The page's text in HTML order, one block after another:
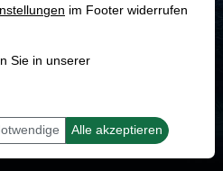
%
erfolgreich sein.
im Footer widerrufen
Sie in unserer
Alle akzeptieren